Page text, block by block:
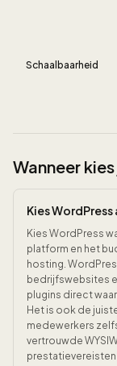
Schaalbaarheid
Wanneer
Kies WordPress
Kies WordPress
platform en het
hosting.
bedrijfswebsites
plugins direct
Het is ook de
medewerkers
vertrouwde